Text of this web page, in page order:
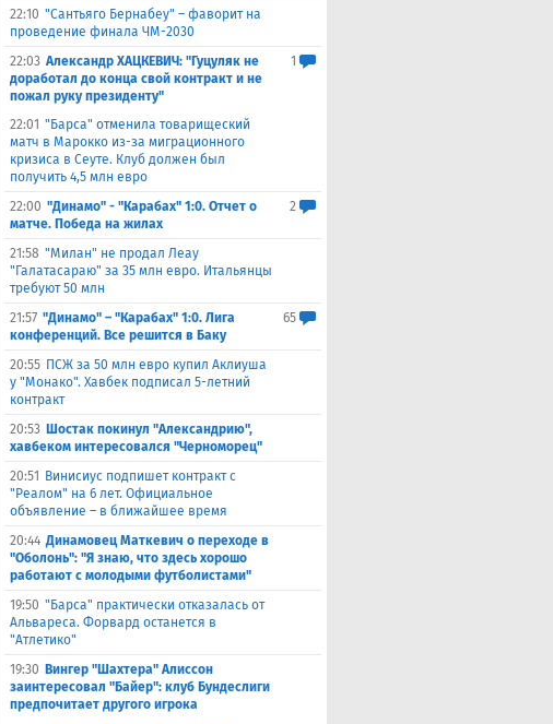
22:10 "Сантьяго Бернабеу" – фаворит на
проведение финала ЧМ-2030
22:03 Александр ХАЦКЕВИЧ: "Гуцуляк не
доработал до конца свой контракт и не
пожал руку президенту"
1
22:01 "Барса" отменила товарищеский
матч в Марокко из-за миграционного
кризиса в Сеуте. Клуб должен был
получить 4,5 млн евро
22:00 "Динамо" - "Карабах" 1:0. Отчет о
матче. Победа на жилах
2
21:58 "Милан" не продал Леау
"Галатасараю" за 35 млн евро. Итальянцы
требуют 50 млн
21:57 "Динамо" – "Карабах" 1:0. Лига
конференций. Все решится в Баку
65
20:55 ПСЖ за 50 млн евро купил Аклиуша
у "Монако". Хавбек подписал 5-летний
контракт
20:53 Шостак покинул "Александрию",
хавбеком интересовался "Черноморец"
20:51
Винисиус подпишет контракт с
"Реалом" на 6 лет. Официальное
объявление – в ближайшее время
20:44 Динамовец Маткевич о переходе в
"Оболонь": "Я знаю, что здесь хорошо
работают с молодыми футболистами"
19:50 "Барса" практически отказалась от
Альвареса. Форвард останется в
"Атлетико"
19:30 Вингер "Шахтера" Алиссон
заинтересовал "Байер": клуб Бундеслиги
предпочитает другого игрока